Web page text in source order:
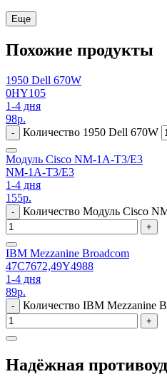
Еще
Похожие продукты
1950 Dell 670W
0HY105
1-4 дня
98р.
- Количество 1950 Dell 670W
Модуль Cisco NM-1A-T3/E3
NM-1A-T3/E3
1-4 дня
155р.
- Количество Модуль Cisco
+
IBM Mezzanine Broadcom
47C7672,49Y4988
1-4 дня
89р.
- Количество IBM Mezzanine
+
Надёжная